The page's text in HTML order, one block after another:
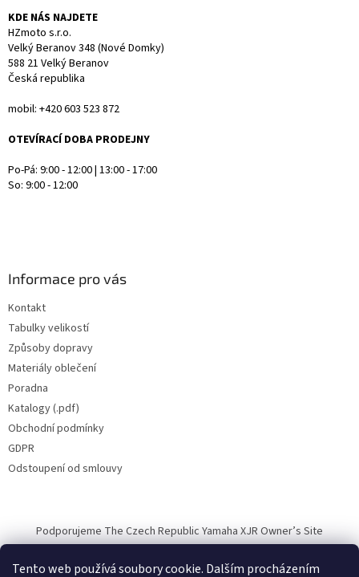
Tento web používá soubory cookie. Dalším procházením
KDE NÁS NAJDETE
HZmoto s.r.o.
Velký Beranov 348 (Nové Domky)
588 21 Velký Beranov
Česká republika
mobil: +420 603 523 872
OTEVÍRACÍ DOBA PRODEJNY
Po-Pá: 9:00 - 12:00 | 13:00 - 17:00
So: 9:00 - 12:00
Informace pro vás
Kontakt
Tabulky velikostí
Způsoby dopravy
Materiály oblečení
Poradna
Katalogy (.pdf)
Obchodní podmínky
GDPR
Odstoupení od smlouvy
Podporujeme The Czech Republic Yamaha XJR Owner’s Site